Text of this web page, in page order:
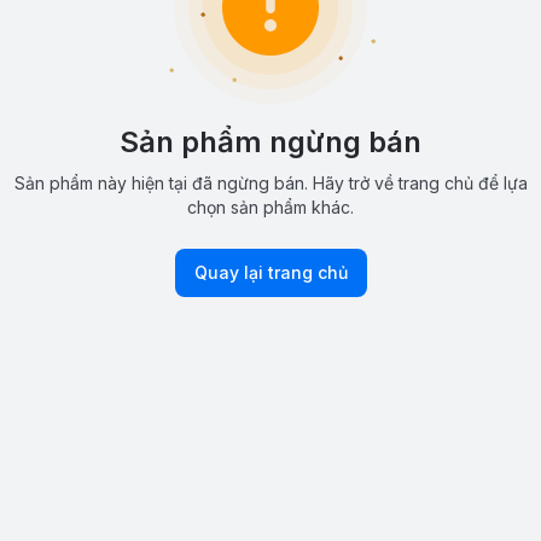
Sản phẩm ngừng bán
Sản phẩm này hiện tại đã ngừng bán. Hãy trở về trang chủ để lựa
chọn sản phẩm khác.
Quay lại trang chủ